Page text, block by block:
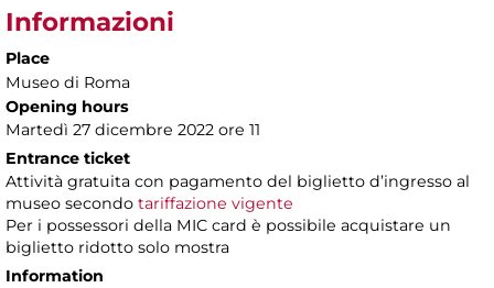
Informazioni
Place
Museo di Roma
Opening hours
Martedì 27 dicembre 2022 ore 11
Entrance ticket
Attività gratuita con pagamento del biglietto d’ingresso al
museo secondo tariffazione vigente
Per i possessori della MIC card è possibile acquistare un
biglietto ridotto solo mostra
Information